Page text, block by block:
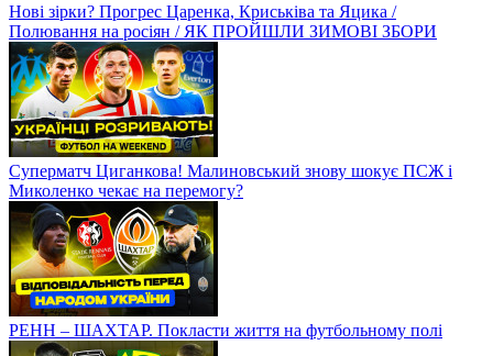
ДИНАМО, ШАХТАР або ДНІПРО-1. Чи буде СЕНСАЦІЯ?
Нові зірки? Прогрес Царенка, Криськіва та Яцика /
Полювання на росіян / ЯК ПРОЙШЛИ ЗИМОВІ ЗБОРИ